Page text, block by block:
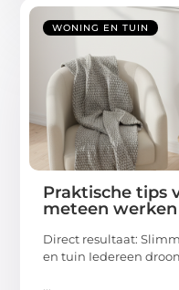
WONING EN TUIN
Praktische tips
meteen werken
Direct resultaat:
en tuin Iedereen